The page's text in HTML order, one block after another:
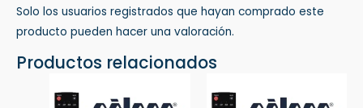
Solo los usuarios registrados que hayan comprado este
producto pueden hacer una valoración.
Productos relacionados